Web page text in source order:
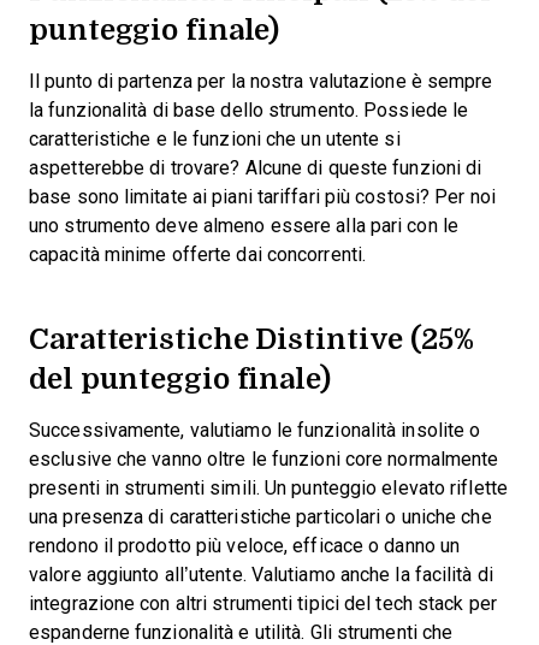
punteggio finale)
Il punto di partenza per la nostra valutazione è sempre
la funzionalità di base dello strumento. Possiede le
caratteristiche e le funzioni che un utente si
aspetterebbe di trovare? Alcune di queste funzioni di
base sono limitate ai piani tariffari più costosi? Per noi
uno strumento deve almeno essere alla pari con le
capacità minime offerte dai concorrenti.
Caratteristiche Distintive (25%
del punteggio finale)
Successivamente, valutiamo le funzionalità insolite o
esclusive che vanno oltre le funzioni core normalmente
presenti in strumenti simili. Un punteggio elevato riflette
una presenza di caratteristiche particolari o uniche che
rendono il prodotto più veloce, efficace o danno un
valore aggiunto all’utente. Valutiamo anche la facilità di
integrazione con altri strumenti tipici del tech stack per
espanderne funzionalità e utilità. Gli strumenti che